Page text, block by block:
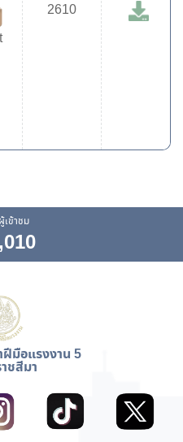
2610
เข้าชม
มือแรงงาน 5
ชสีมา